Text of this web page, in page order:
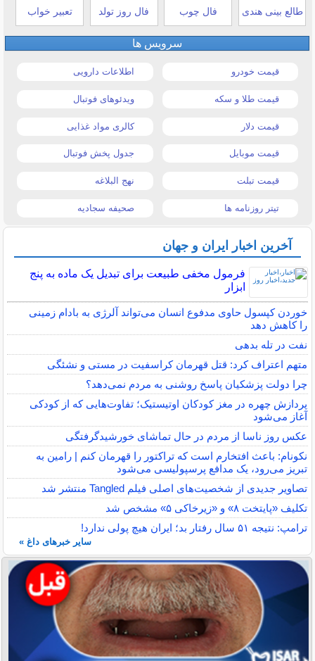
طالع بینی هندی فال چوب فال روز تولد تعبیر خواب
سرویس ها
قیمت خودرو اطلاعات دارویی
قیمت طلا و سکه ویدئوهای فوتبال
قیمت دلار کالری مواد غذایی
قیمت موبایل جدول پخش فوتبال
قیمت تبلت نهج البلاغه
تیتر روزنامه ها صحیفه سجادیه
آخرین اخبار ایران و جهان
فرمول مخفی طبیعت برای تبدیل یک ماده به پنج
ابزار
خوردن کپسول حاوی مدفوع انسان می‌تواند آلرژی به بادام زمینی
را کاهش دهد
نفت در تله بدهی
متهم اعتراف کرد: قتل قهرمان کراسفیت در مستی و نشئگی
چرا دولت پزشکیان پاسخ روشنی به مردم نمی‌دهد؟
پردازش چهره در مغز کودکان اوتیستیک؛ تفاوت‌هایی که از کودکی
آغاز می‌شود
عکس روز ناسا از مردم در حال تماشای خورشیدگرفتگی
نکونام: باعث افتخارم است که تراکتور را قهرمان کنم | رامین به
تبریز می‌رود، یک مدافع پرسپولیسی می‌شود
تصاویر جدیدی از شخصیت‌های اصلی فیلم Tangled منتشر شد
تکلیف «پایتخت ۸» و «زیرخاکی ۵» مشخص شد
ترامپ: نتیجه ۵۱ سال رفتار بد؛ ایران هیچ پولی ندارد!
سایر خبرهای داغ »